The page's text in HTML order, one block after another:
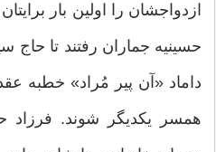
ازدواجشان را اولین بار
حسینیه جماران رفتند تا حاج
داماد «آن پیر مُراد»‌ خطبه
همسر یكدیگر شوند. فرزاد